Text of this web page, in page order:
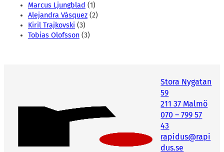
Marcus Ljungblad (1)
Alejandra Vásquez (2)
Kiril Trajkovski (3)
Tobias Olofsson (3)
Stora Nygatan
59
211 37 Malmö
070 – 799 57
43
rapidus@rapi
dus.se